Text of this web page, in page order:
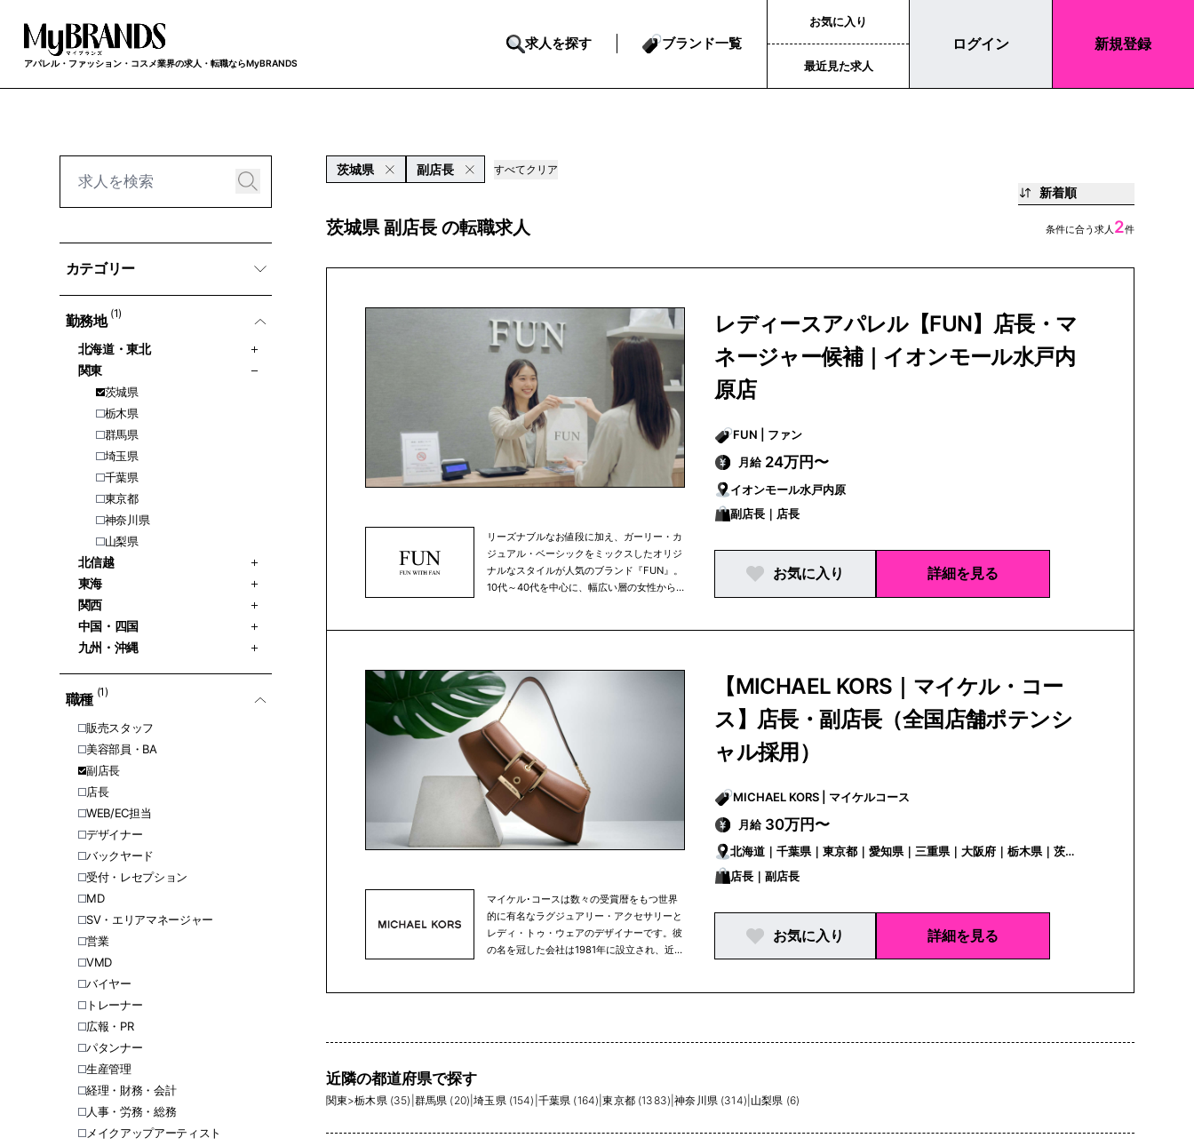
アパレル・ファッション・コスメ業界の求人・転職ならMyBRANDS
求人を探す ブランド一覧
お気に入り
最近見た求人
ログイン 新規登録
カテゴリー
勤務地 (1)
北海道・東北
関東
茨城県
栃木県
群馬県
埼玉県
千葉県
東京都
神奈川県
山梨県
北信越
東海
関西
中国・四国
九州・沖縄
職種 (1)
販売スタッフ
美容部員・BA
副店長
店長
WEB/EC担当
デザイナー
バックヤード
受付・レセプション
MD
SV・エリアマネージャー
営業
VMD
バイヤー
トレーナー
広報・PR
パタンナー
生産管理
経理・財務・会計
人事・労務・総務
メイクアップアーティスト
茨城県 副店長 すべてクリア
新着順
茨城県 副店長 の転職求人 条件に合う求人 2件
リーズナブルなお値段に加え、ガーリー・カ
ジュアル・ベーシックをミックスしたオリジ
ナルなスタイルが人気のブランド『FUN』。
10代～40代を中心に、幅広い層の女性から
ら、毎年1～3店舗のペースで店舗数を拡大中
です。
レディースアパレル【FUN】店長・マ
ネージャー候補｜イオンモール水戸内
原店
FUN | ファン
月給 24万円〜
イオンモール水戸内原
副店長｜店長
お気に入り 詳細を見る
マイケル･コースは数々の受賞暦をもつ世界
的に有名なラグジュアリー・アクセサリーと
レディ・トゥ・ウェアのデザイナーです。彼
の名を冠した会社は1981年に設立され、近年
【MICHAEL KORS｜マイケル・コー
ス】店長・副店長（全国店舗ポテンシ
ャル採用）
MICHAEL KORS | マイケルコース
月給 30万円〜
北海道｜千葉県｜東京都｜愛知県｜三重県｜大阪府｜栃木県｜茨城
県｜埼玉県｜神奈川県｜富山県｜長野県｜岐阜県｜静岡県｜滋賀県
店長｜副店長
お気に入り 詳細を見る
近隣の都道府県で探す
関東>栃木県 (35) 群馬県 (20) |埼玉県 (154) 千葉県 (164) |東京都 (1383) |神奈川県 (314) 山梨県 (6)